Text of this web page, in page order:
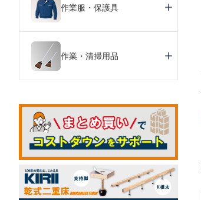
作業服・保護具
作業・清掃用品